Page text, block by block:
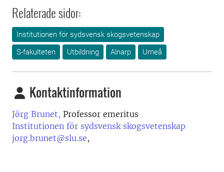
Relaterade sidor:
Institutionen för sydsvensk skogsvetenskap
S-fakulteten
Utbildning Alnarp Umeå
Kontaktinformation
Jörg Brunet, Professor emeritus
Institutionen för sydsvensk skogsvetenskap
jorg.brunet@slu.se,